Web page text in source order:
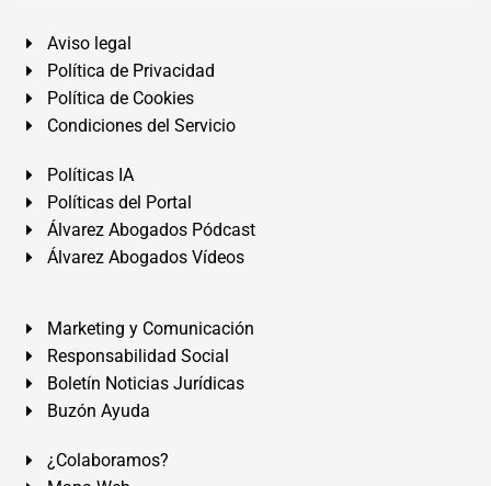
Aviso legal
Política de Privacidad
Política de Cookies
Condiciones del Servicio
Políticas IA
Políticas del Portal
Álvarez Abogados Pódcast
Álvarez Abogados Vídeos
Marketing y Comunicación
Responsabilidad Social
Boletín Noticias Jurídicas
Buzón Ayuda
¿Colaboramos?